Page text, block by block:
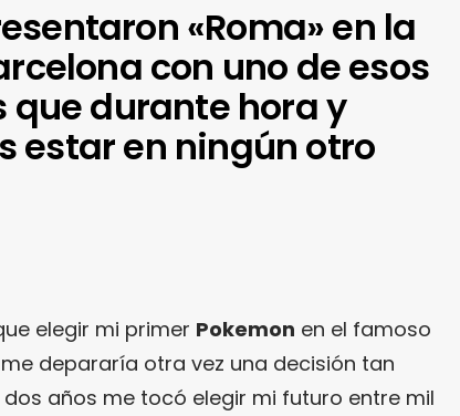
«Roma» en la
con uno de esos
que durante hora y
estar en ningún otro
elegir mi primer Pokemon en el famoso
depararía otra vez una decisión tan
años me tocó elegir mi futuro entre mil